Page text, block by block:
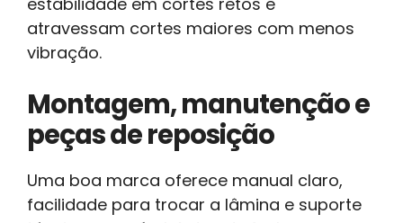
atravessam cortes maiores com menos
vibração.
Montagem, manutenção e
peças de reposição
Uma boa marca oferece manual claro,
facilidade para trocar a lâmina e suporte